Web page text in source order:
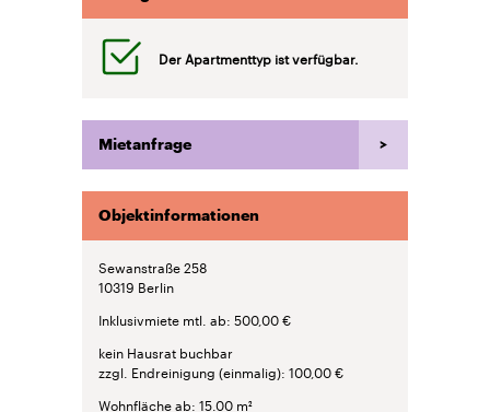
Der Apartmenttyp ist verfügbar.
Mietanfrage
Objektinformationen
Sewanstraße 258
10319 Berlin
Inklusivmiete mtl. ab 500,00 €
kein Hausrat buchbar
zzgl. Endreinigung (einmalig) 100,00 €
Wohnfläche ab 15.00 m²